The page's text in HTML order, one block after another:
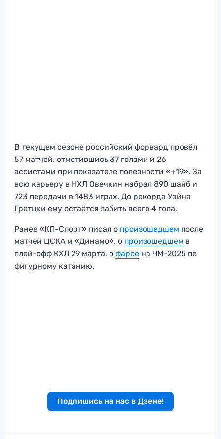
В текущем сезоне российский форвард провёл
57 матчей, отметившись 37 голами и 26
ассистами при показателе полезности «+19». За
всю карьеру в НХЛ Овечкин набрал 890 шайб и
723 передачи в 1483 играх. До рекорда Уэйна
Гретцки ему остаётся забить всего 4 гола.
Ранее «КП-Спорт» писал о произошедшем после
матчей ЦСКА и «Динамо», о произошедшем в
плей-офф КХЛ 29 марта, о фарсе на ЧМ-2025 по
фигурному катанию.
Подпишись на нас в Дзене!